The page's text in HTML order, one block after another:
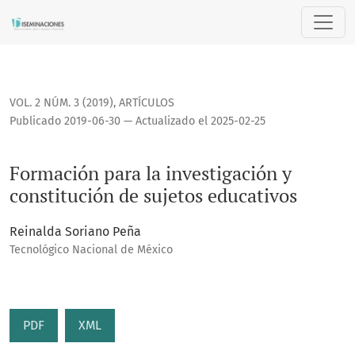
Formación para la investigación y constitución de sujetos
VOL. 2 NÚM. 3 (2019), ARTÍCULOS
Formación para la investigación y
constitución de sujetos educativos
Publicado 2019-06-30 — Actualizado el 2025-02-25
Reinalda Soriano Peña
Tecnológico Nacional de México
PDF XML